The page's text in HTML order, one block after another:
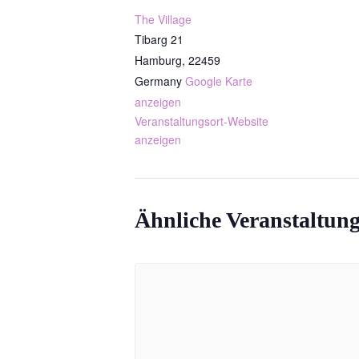
The Village
Tibarg 21
Hamburg, 22459
Germany Google Karte
anzeigen
Veranstaltungsort-Website
anzeigen
Ähnliche